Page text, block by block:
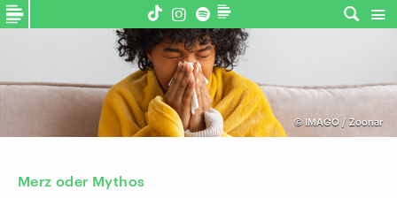
© IMAGO / Zoonar
Merz oder Mythos